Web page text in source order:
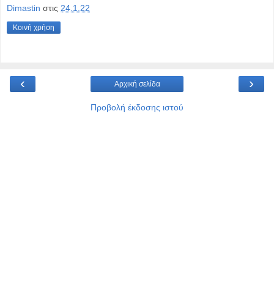
Dimastin στις 24.1.22
Κοινή χρήση
‹ ›
Αρχική σελίδα
Προβολή έκδοσης ιστού